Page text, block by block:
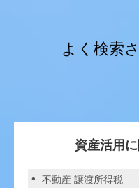
よく検索
資産活用
不動産 譲渡所得税